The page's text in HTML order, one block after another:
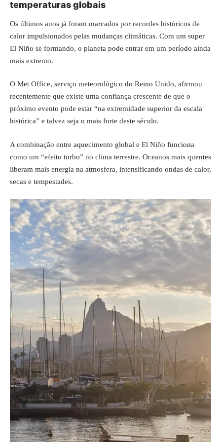
temperaturas globais
Os últimos anos já foram marcados por recordes históricos de
calor impulsionados pelas mudanças climáticas. Com um super
El Niño se formando, o planeta pode entrar em um período ainda
mais extremo.
O Met Office, serviço meteorológico do Reino Unido, afirmou
recentemente que existe uma confiança crescente de que o
próximo evento pode estar “na extremidade superior da escala
histórica” e talvez seja o mais forte deste século.
A combinação entre aquecimento global e El Niño funciona
como um “efeito turbo” no clima terrestre. Oceanos mais quentes
liberam mais energia na atmosfera, intensificando ondas de calor,
secas e tempestades.